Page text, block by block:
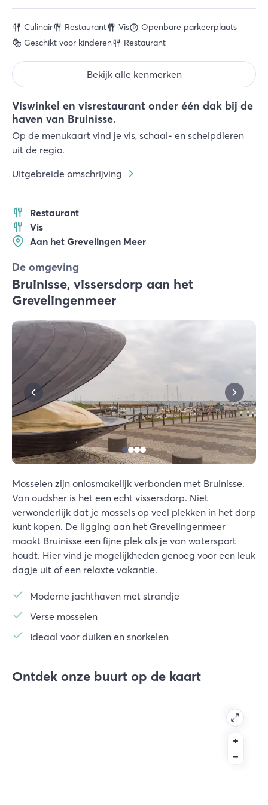
Viswinkel en visrestaurant onder één dak bij de
haven van Bruinisse.
Op de menukaart vind je vis, schaal- en schelpdieren
uit de regio.
Uitgebreide omschrijving
Restaurant
Vis
Aan het Grevelingen Meer
Culinair Restaurant Vis
Openbare parkeerplaats
Geschikt voor kinderen
Restaurant
Bekijk alle kenmerken
De omgeving
Bruinisse, vissersdorp aan het
Grevelingenmeer
Mosselen zijn onlosmakelijk verbonden met Bruinisse.
Van oudsher is het een echt vissersdorp. Niet
verwonderlijk dat je mossels op veel plekken in het dorp
kunt kopen. De ligging aan het Grevelingenmeer
maakt Bruinisse een fijne plek als je van watersport
houdt. Hier vind je mogelijkheden genoeg voor een leuk
dagje uit of een relaxte vakantie.
Moderne jachthaven met strandje
Verse mosselen
Ideaal voor duiken en snorkelen
Ontdek onze buurt op de kaart